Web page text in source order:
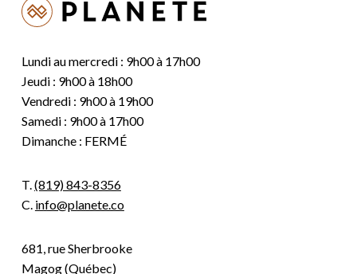
Lundi au mercredi : 9h00 à 17h00
Jeudi : 9h00 à 18h00
Vendredi : 9h00 à 19h00
Samedi : 9h00 à 17h00
Dimanche : FERMÉ
T.(819) 843-8356
C. info@planete.co
681, rue Sherbrooke
Magog (Québec)